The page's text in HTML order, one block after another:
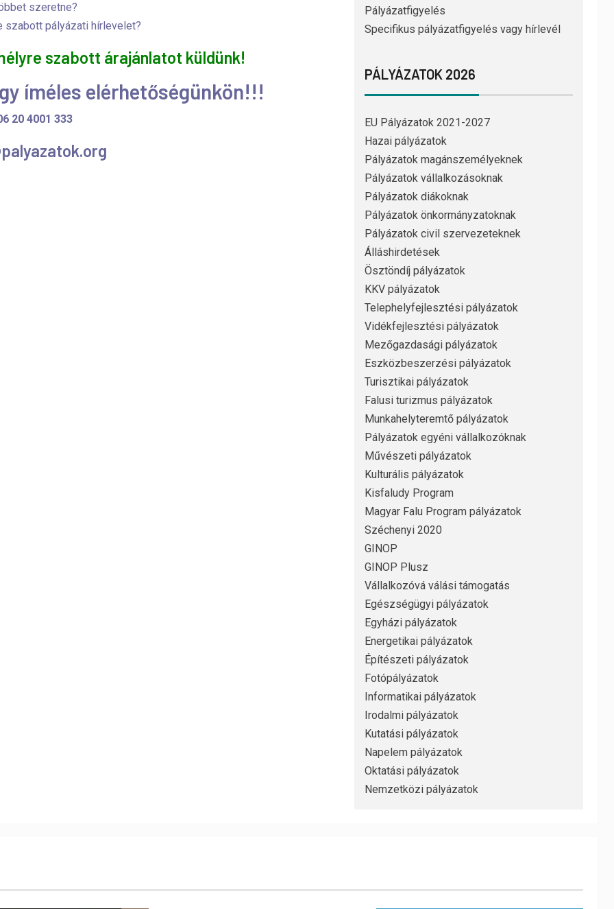
szeretne?
szabott pályázati hírlevelet?
szabott árajánlatot küldünk!
íméles elérhetőségünkön!!!
20 4001 333
Pályázatfigyelés
Specifikus pályázatfigyelés vagy hírlevél
PÁLYÁZATOK 2026
EU Pályázatok 2021-2027
Hazai pályázatok
Pályázatok magánszemélyeknek
Pályázatok vállalkozásoknak
Pályázatok diákoknak
Pályázatok önkormányzatoknak
Pályázatok civil szervezeteknek
Álláshirdetések
Ösztöndíj pályázatok
KKV pályázatok
Telephelyfejlesztési pályázatok
Vidékfejlesztési pályázatok
Mezőgazdasági pályázatok
Eszközbeszerzési pályázatok
Turisztikai pályázatok
Falusi turizmus pályázatok
Munkahelyteremtő pályázatok
Pályázatok egyéni vállalkozóknak
Művészeti pályázatok
Kulturális pályázatok
Kisfaludy Program
Magyar Falu Program pályázatok
Széchenyi 2020
GINOP
GINOP Plusz
Vállalkozóvá válási támogatás
Egészségügyi pályázatok
Egyházi pályázatok
Energetikai pályázatok
Építészeti pályázatok
Fotópályázatok
Informatikai pályázatok
Irodalmi pályázatok
Kutatási pályázatok
Napelem pályázatok
Oktatási pályázatok
Nemzetközi pályázatok